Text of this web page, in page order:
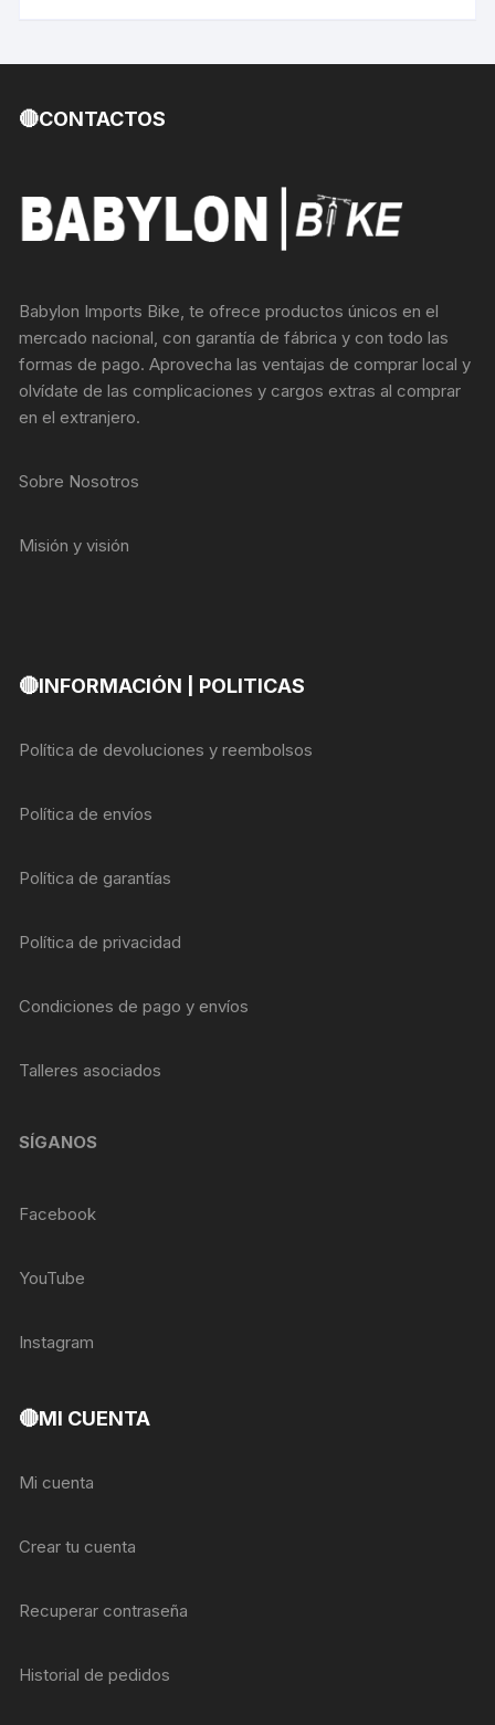
🔴CONTACTOS
Babylon Imports Bike, te ofrece productos únicos en el
mercado nacional, con garantía de fábrica y con todo las
formas de pago. Aprovecha las ventajas de comprar local y
olvídate de las complicaciones y cargos extras al comprar
en el extranjero.
Sobre Nosotros
Misión y visión
🔴INFORMACIÓN | POLITICAS
Política de devoluciones y reembolsos
Política de envíos
Política de garantías
Política de privacidad
Condiciones de pago y envíos
Talleres asociados
SÍGANOS
Facebook
YouTube
Instagram
🔴MI CUENTA
Mi cuenta
Crear tu cuenta
Recuperar contraseña
Historial de pedidos